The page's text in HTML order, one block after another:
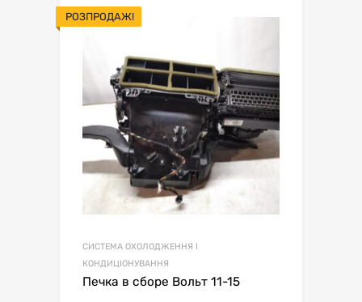
РОЗПРОДАЖ!
СИСТЕМА ОХОЛОДЖЕННЯ І
КОНДИЦІОНУВАННЯ
Печка в сборе Вольт 11-15